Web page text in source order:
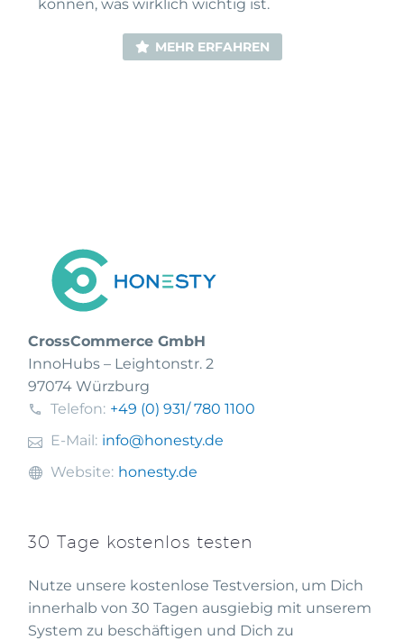
können, was wirklich wichtig ist.
MEHR ERFAHREN
CrossCommerce GmbH
InnoHubs – Leightonstr. 2
97074 Würzburg
Telefon: +49 (0) 931/ 780 1100
E-Mail: info@honesty.de
Website: honesty.de
30 Tage kostenlos testen
Nutze unsere kostenlose Testversion, um Dich
innerhalb von 30 Tagen ausgiebig mit unserem
System zu beschäftigen und Dich zu